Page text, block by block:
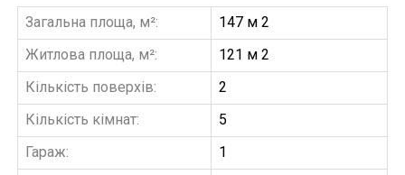
Загальна площа, м²:
147 м 2
Житлова площа, м²:
121 м 2
Кількість поверхів:
2
Кількість кімнат:
5
Гараж:
1